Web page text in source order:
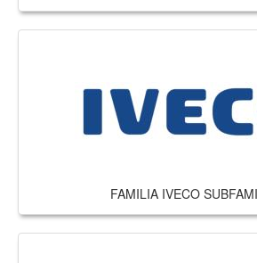
FAMILIA IVECO